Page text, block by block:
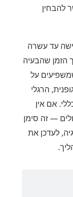
להבחין
עד עשרה
שהבעיה
על
הרגלי
אם אין
— זה סימן
לעדכן את